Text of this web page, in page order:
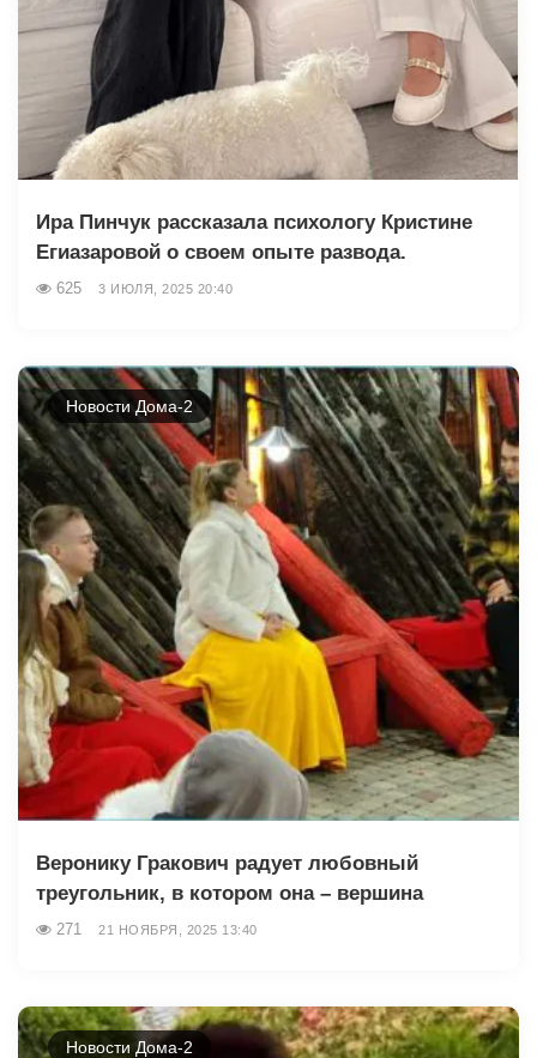
Ира Пинчук рассказала психологу Кристине
Егиазаровой о своем опыте развода.
625 3 ИЮЛЯ, 2025 20:40
Новости Дома-2
Веронику Гракович радует любовный
треугольник, в котором она – вершина
271 21 НОЯБРЯ, 2025 13:40
Новости Дома-2